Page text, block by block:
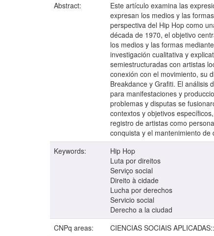
Abstract:
Este artículo examina las
expresan los medios y las
perspectiva del Hip Hop como
década de 1970, el objetivo
los medios y las formas
investigación cualitativa y
semiestructuradas con artistas
conexión con el movimiento, su
Breakdance y Grafiti. El análisis
para manifestaciones y
problemas y disputas se
contextos y objetivos
registro de artistas como
conquista y el mantenimiento de
Keywords:
Hip Hop
Luta por direitos
Serviço social
Direito à cidade
Lucha por derechos
Servicio social
Derecho a la ciudad
CNPq areas:
CIENCIAS SOCIAIS